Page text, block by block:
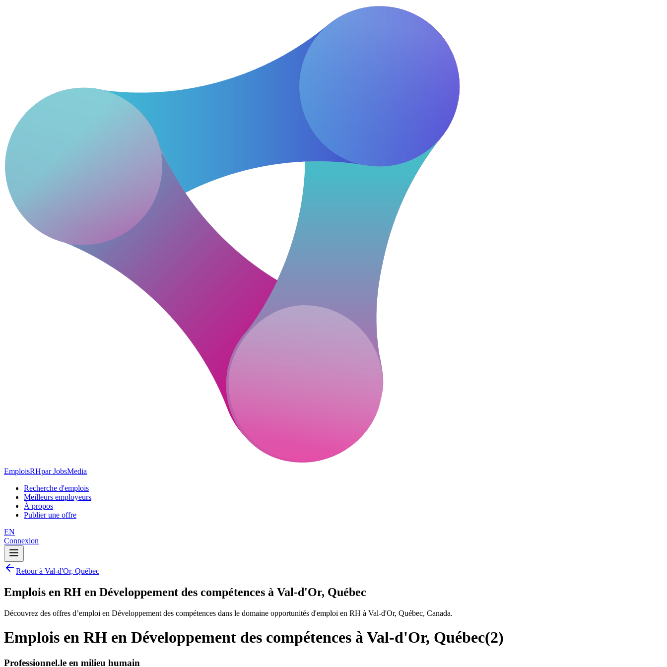
EmploisRHpar JobsMedia
Recherche d'emplois
Meilleurs employeurs
À propos
Publier une offre
EN
Connexion
Retour à Val-d'Or, Québec
Emplois en RH en Développement des compétences à Val-d'Or, Québec
Découvrez des offres d’emploi en Développement des compétences dans le domaine opportunités d'emploi en RH à Val-d'Or, Québec, Canada.
Emplois en RH en Développement des compétences à Val-d'Or, Québec(2)
Professionnel.le en milieu humain